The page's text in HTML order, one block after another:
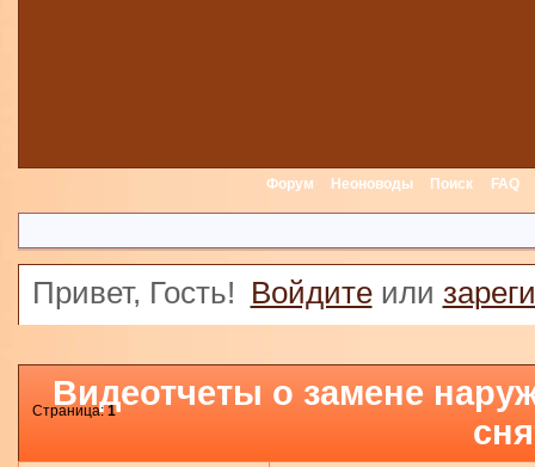
Форум Неоноводы Поиск FAQ
Привет, Гость! Войдитеили
Видеотчеты о замене
Страница:1